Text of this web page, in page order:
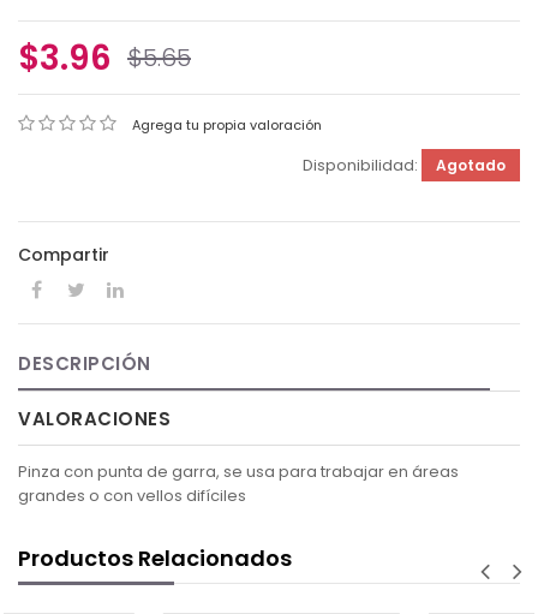
$3.96 $5.65
Agrega tu propia valoración
Disponibilidad: Agotado
Compartir
DESCRIPCIÓN
VALORACIONES
Pinza con punta de garra, se usa para trabajar en áreas
grandes o con vellos difíciles
Productos Relacionados